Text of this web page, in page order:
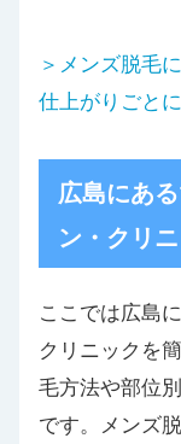
＞メンズ脱毛
仕上がりごと
広島にあ
ン・クリ
ここでは広島
クリニックを
毛方法や部位
です。メンズ